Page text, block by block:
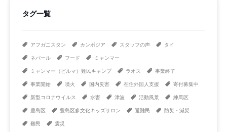
タグ一覧
アフガニスタン カンボジア スタッフの声 タイ
ネパール フード ミャンマー
ミャンマー（ビルマ）難民キャンプ ラオス 事業終了
事業開始 噴火 国内災害 在住外国人支援 寄付募集中
新型コロナウイルス 水害 津波 活動風景 練馬区
豊島区 豊島区多文化キッズサロン 避難民 防災・減災
難民 震災